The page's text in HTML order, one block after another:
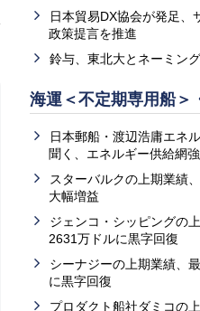
日本貿易DX協会が発足、
政策提言を推進
鈴与、東北大とネーミン
海運＜不定期専用船＞
日本郵船・渡辺浩庸エネ
聞く、エネルギー供給網
スターバルクの上期業績
大幅増益
ジェンコ・シッピングの
2631万ドルに黒字回復
シーナジーの上期業績、
に黒字回復
プロダクト船社ダミコの